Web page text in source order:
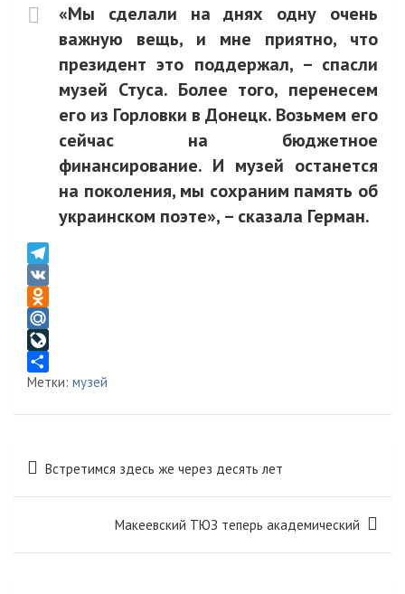
il
«Мы сделали на днях одну очень
важную вещь, и мне приятно, что
президент это поддержал, – спасли
музей Стуса. Более того, перенесем
его из Горловки в Донецк. Возьмем его
сейчас на бюджетное
финансирование. И музей останется
на поколения, мы сохраним память об
украинском поэте», – сказала Герман.
T
e
l
e
g
r
V
K
O
d
n
o
s
k
M
a
i
u
L
i
o
a
О
а
ь
Метки: музей
Навигация
по
Встретимся здесь же через десять лет
Макеевский ТЮЗ теперь академический